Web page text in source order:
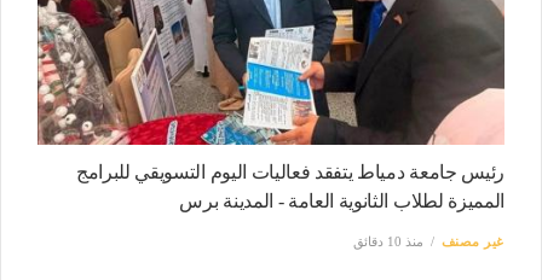
رئيس جامعة دمياط يتفقد فعاليات اليوم التسويقي للبرامج
المميزة لطلاب الثانوية العامة - المدينة برس
غير مصنف منذ 10 دقائق